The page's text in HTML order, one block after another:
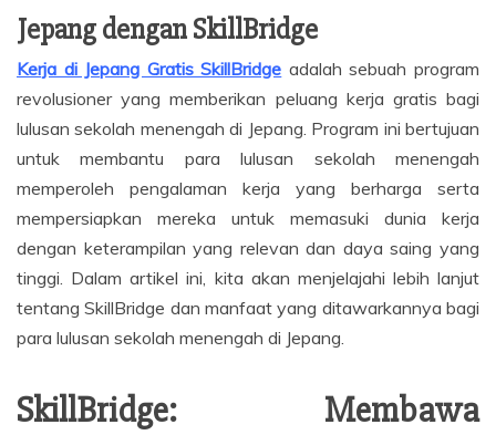
Jepang dengan SkillBridge
Kerja di Jepang Gratis SkillBridge adalah sebuah program
revolusioner yang memberikan peluang kerja gratis bagi
lulusan sekolah menengah di Jepang. Program ini bertujuan
untuk membantu para lulusan sekolah menengah
memperoleh pengalaman kerja yang berharga serta
mempersiapkan mereka untuk memasuki dunia kerja
dengan keterampilan yang relevan dan daya saing yang
tinggi. Dalam artikel ini, kita akan menjelajahi lebih lanjut
tentang SkillBridge dan manfaat yang ditawarkannya bagi
para lulusan sekolah menengah di Jepang.
SkillBridge: Membawa